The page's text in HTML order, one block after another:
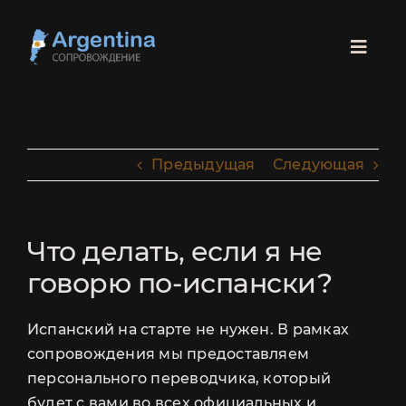
content
ПАРАГВАЙ
РОДЫ
ЛЕГАЛИЗАЦИЯ
Предыдущая Следующая
Что делать, если я не
говорю по-испански?
Испанский на старте не нужен. В рамках
сопровождения мы предоставляем
персонального переводчика, который
СКИДКА 100 USD